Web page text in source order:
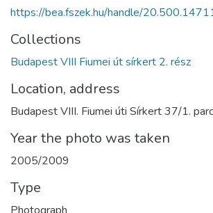
https://bea.fszek.hu/handle/
Collections
Budapest VIII Fiumei út sírkert 2. rész
Location, address
Budapest VIII. Fiumei úti Sírkert 37/1.
Year the photo was taken
2005/2009
Type